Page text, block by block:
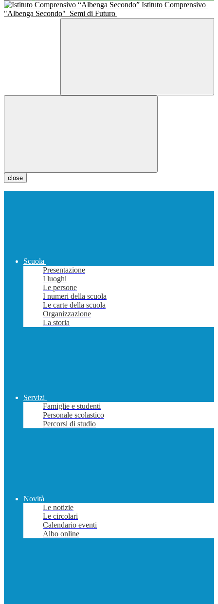
Istituto Comprensivo
"Albenga Secondo" Semi di Futuro
close
Scuola
Presentazione
I luoghi
Le persone
I numeri della scuola
Le carte della scuola
Organizzazione
La storia
Servizi
Famiglie e studenti
Personale scolastico
Percorsi di studio
Novità
Le notizie
Le circolari
Calendario eventi
Albo online